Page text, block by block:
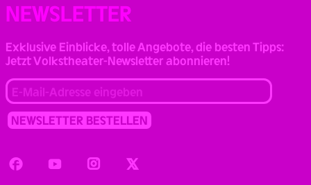
NEWSLETTER
Exklusive Einblicke, tolle Angebote, die besten Tipps:
Jetzt Volkstheater-Newsletter abonnieren!
Facebook Youtube InstagramTwitter